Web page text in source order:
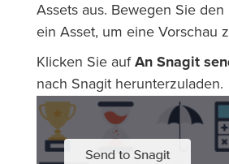
Assets aus. Bewegen Sie
ein Asset, um eine Vorschau
Klicken Sie auf An Snagit
nach Snagit herunterzuladen.